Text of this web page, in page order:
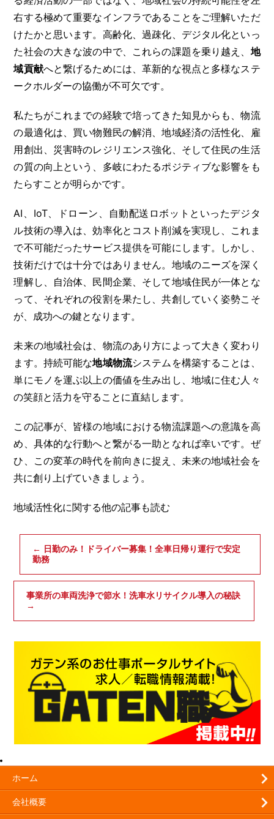
右する極めて重要なインフラであることをご理解いただ
けたかと思います。高齢化、過疎化、デジタル化といっ
た社会の大きな波の中で、これらの課題を乗り越え、 地
域貢献へと繋げるためには、革新的な視点と多様なステ
ークホルダーの協働が不可欠です。
私たちがこれまでの経験で培ってきた知見からも、物流
の最適化は、買い物難民の解消、地域経済の活性化、雇
用創出、災害時のレジリエンス強化、そして住民の生活
の質の向上という、多岐にわたるポジティブな影響をも
たらすことが明らかです。
AI、IoT、ドローン、自動配送ロボットといったデジタ
ル技術の導入は、効率化とコスト削減を実現し、これま
で不可能だったサービス提供を可能にします。しかし、
技術だけでは十分ではありません。地域のニーズを深く
理解し、自治体、民間企業、そして地域住民が一体とな
って、それぞれの役割を果たし、共創していく姿勢こそ
が、成功への鍵となります。
未来の地域社会は、物流のあり方によって大きく変わり
ます。持続可能な地域物流システムを構築することは、
単にモノを運ぶ以上の価値を生み出し、地域に住む人々
の笑顔と活力を守ることに直結します。
この記事が、皆様の地域における物流課題への意識を高
め、具体的な行動へと繋がる一助となれば幸いです。ぜ
ひ、この変革の時代を前向きに捉え、未来の地域社会を
共に創り上げていきましょう。
地域活性化に関する他の記事も読む
← 日勤のみ！ドライバー募集！全車日帰り運行で安定
勤務
事業所の車両洗浄で節水！洗車水リサイクル導入の秘訣
→
ホーム
会社概要